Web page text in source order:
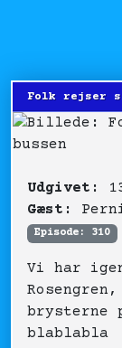
Folk rejser
Udgivet:
Gæst:
Episode: 310
Vi har
brysterne
blablabla